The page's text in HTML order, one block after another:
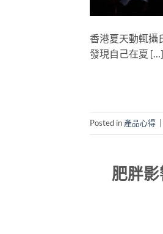
香港夏天動輒攝
發現自己在夏 […]
Posted in 產品心得
肥胖